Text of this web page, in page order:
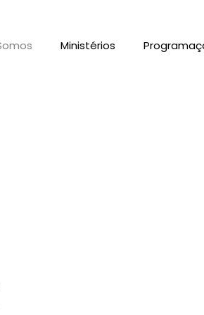
Ministérios